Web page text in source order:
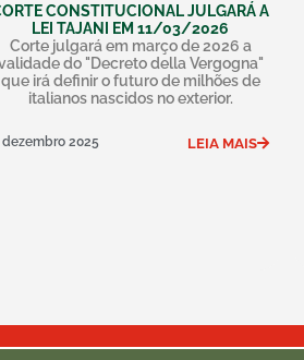
CONSTITUCIONAL JULGARÁ A
LEI TAJANI EM 11/03/2026
Corte julgará em março de 2026 a
do "Decreto della Vergogna"
que irá definir o futuro de milhões de
italianos nascidos no exterior.
dezembro 2025 LEIA MAIS